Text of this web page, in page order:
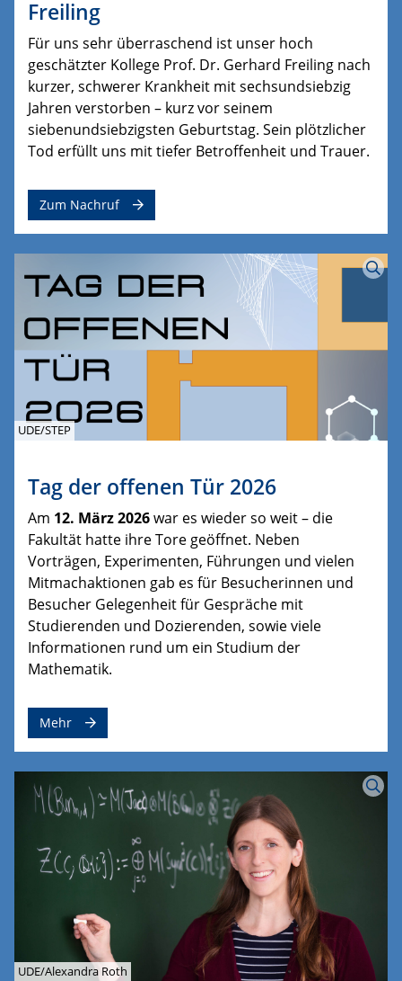
Freiling
Für uns sehr überraschend ist unser hoch
geschätzter Kollege Prof. Dr. Gerhard Freiling nach
kurzer, schwerer Krankheit mit sechsundsiebzig
Jahren verstorben – kurz vor seinem
siebenundsiebzigsten Geburtstag. Sein plötzlicher
Tod erfüllt uns mit tiefer Betroffenheit und Trauer.
Zum Nachruf
UDE/STEP
Tag der offenen Tür 2026
Am 12. März 2026war es wieder so weit – die
Fakultät hatte ihre Tore geöffnet. Neben
Vorträgen, Experimenten, Führungen und vielen
Mitmachaktionen gab es für Besucherinnen und
Besucher Gelegenheit für Gespräche mit
Studierenden und Dozierenden, sowie viele
Informationen rund um ein Studium der
Mathematik.
Mehr
UDE/Alexandra Roth